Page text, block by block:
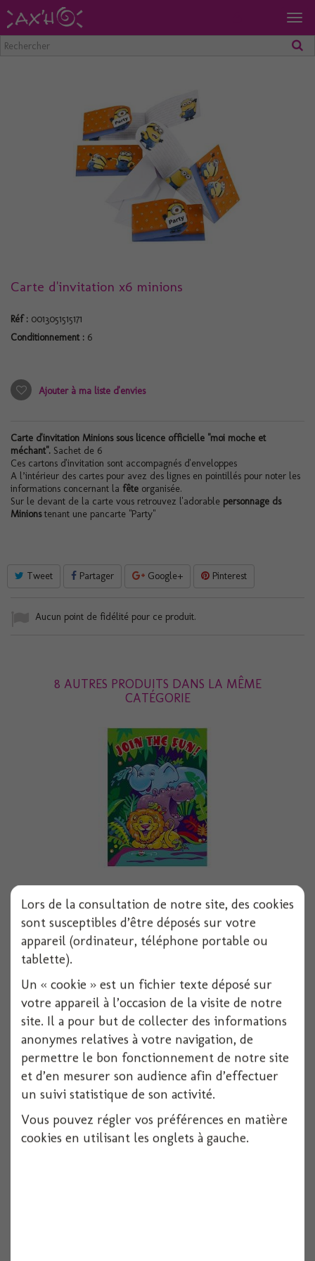
Carte d'invitation x6 minions
Réf : 0013051515171
Conditionnement : 6
Ajouter à ma liste d'envies
Carte d'invitation Minions sous licence officielle "moi moche et
méchant". Sachet de 6
Ces cartons d'invitation sont accompagnés d'enveloppes
A l’intérieur des cartes pour avez des lignes en pointillés pour noter les
informations concernant la fête organisée.
Sur le devant de la carte vous retrouvez l'adorable personnage ds
Minionstenant une pancarte "Party"
Tweet Partager Google+ Pinterest
Aucun point de fidélité pour ce produit.
8 AUTRES PRODUITS DANS LA MÊME
CATÉGORIE
8 pièces
Lors de la consultation de notre site, des cookies
sont susceptibles d’être déposés sur votre
appareil (ordinateur, téléphone portable ou
tablette).
Un « cookie » est un fichier texte déposé sur
votre appareil à l’occasion de la visite de notre
site. Il a pour but de collecter des informations
anonymes relatives à votre navigation, de
permettre le bon fonctionnement de notre site
et d’en mesurer son audience afin d’effectuer
un suivi statistique de son activité.
Vous pouvez régler vos préférences en matière
cookies en utilisant les onglets à gauche.